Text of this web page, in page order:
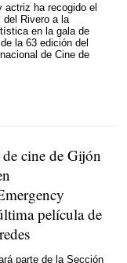
actriz ha recogido el
del Rivero a la
en la gala de
la 63 edición del
de Cine de
cine de Gijón
película de
parte de la Sección